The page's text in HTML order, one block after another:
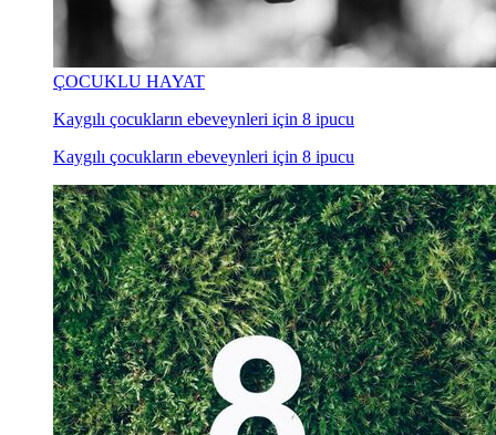
ÇOCUKLU HAYAT
Kaygılı çocukların ebeveynleri için 8 ipucu
Kaygılı çocukların ebeveynleri için 8 ipucu